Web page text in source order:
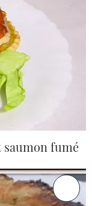
saumon fumé